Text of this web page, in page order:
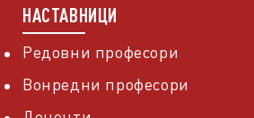
НАСТАВНИЦИ
Редовни професори
Вонредни професори